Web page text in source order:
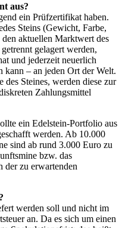
aus?
ein Prüfzertifikat haben.
Steins (Gewicht, Farbe,
aktuellen Marktwert des
gelagert werden,
und jederzeit neuerlich
kann – an jeden Ort der Welt.
Steines, werden diese zur
Zahlungsmittel
ein Edelstein-Portfolio aus
werden. Ab 10.000
sind ab rund 3.000 Euro zu
bzw. das
der zu erwartenden
werden soll und nicht im
an. Da es sich um einen